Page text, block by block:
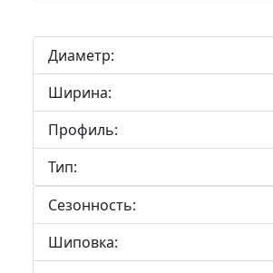
Диаметр:
Ширина:
Профиль:
Тип:
Сезонность:
Шиповка: